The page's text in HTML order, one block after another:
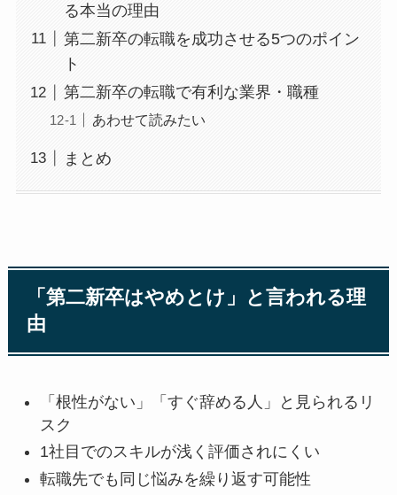
る本当の理由
第二新卒の転職を成功させる5つのポイン
ト
第二新卒の転職で有利な業界・職種
あわせて読みたい
まとめ
「第二新卒はやめとけ」と言われる理
由
「根性がない」「すぐ辞める人」と見られるリ
スク
1社目でのスキルが浅く評価されにくい
転職先でも同じ悩みを繰り返す可能性